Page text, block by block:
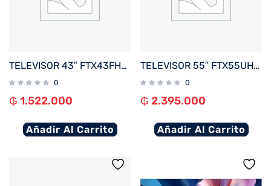
TELEVISOR 43″ FTX43FHD4V1 FHD DIG/SMART/2HDMI/2USB/RED/AND14 BORDE INFINITO
0
₲ 1.522.000
Añadir Al Carrito
TELEVISOR 55″ FTX55UHD5V1 4K UHD DIG/SMART/3HDMI/2USB/RED/AND15 + MAGIC REMOTE BORDE INFIN
0
₲ 2.395.000
Añadir Al Carrito